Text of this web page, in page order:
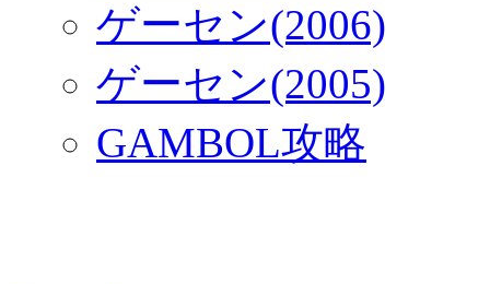
ゲーセン(2006)
ゲーセン(2005)
GAMBOL攻略